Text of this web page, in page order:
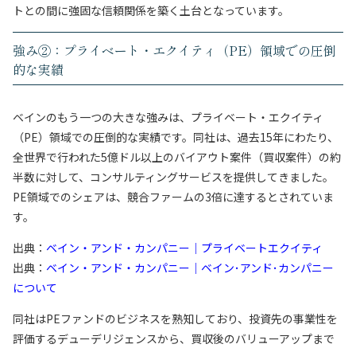
トとの間に強固な信頼関係を築く土台となっています。
強み②：プライベート・エクイティ（PE）領域での圧倒
的な実績
ベインのもう一つの大きな強みは、プライベート・エクイティ
（PE）領域での圧倒的な実績です。同社は、過去15年にわたり、
全世界で行われた5億ドル以上のバイアウト案件（買収案件）の約
半数に対して、コンサルティングサービスを提供してきました。
PE領域でのシェアは、競合ファームの3倍に達するとされていま
す。
出典： ベイン・アンド・カンパニー｜プライベートエクイティ
出典： ベイン・アンド・カンパニー｜ベイン･アンド･カンパニー
について
同社はPEファンドのビジネスを熟知しており、投資先の事業性を
評価するデューデリジェンスから、買収後のバリューアップまで